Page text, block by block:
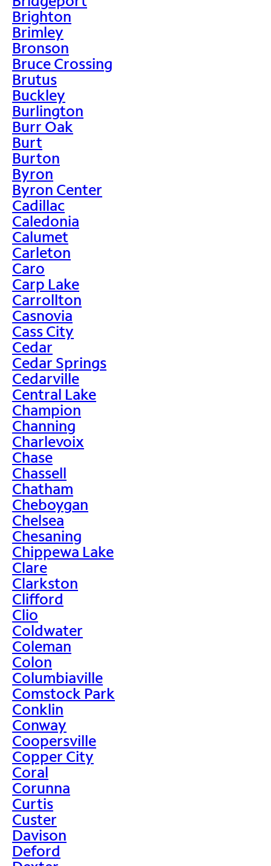
Brighton
Brimley
Bronson
Bruce Crossing
Brutus
Buckley
Burlington
Burr Oak
Burt
Burton
Byron
Byron Center
Cadillac
Caledonia
Calumet
Carleton
Caro
Carp Lake
Carrollton
Casnovia
Cass City
Cedar
Cedar Springs
Cedarville
Central Lake
Champion
Channing
Charlevoix
Chase
Chassell
Chatham
Cheboygan
Chelsea
Chesaning
Chippewa Lake
Clare
Clarkston
Clifford
Clio
Coldwater
Coleman
Colon
Columbiaville
Comstock Park
Conklin
Conway
Coopersville
Copper City
Coral
Corunna
Curtis
Custer
Davison
Deford